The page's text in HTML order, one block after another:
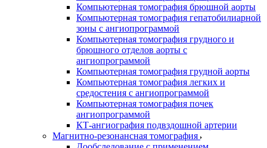
Компьютерная томография брюшной аорты
Компьютерная томография гепатобилиарной
зоны с ангиопрограммой
Компьютерная томография грудного и
брюшного отделов аорты с
ангиопрограммой
Компьютерная томография грудной аорты
Компьютерная томография легких и
средостения с ангиопрограммой
Компьютерная томография почек
ангиопрограммой
КТ-ангиография подвздошной артерии
Магнитно-резонансная томография